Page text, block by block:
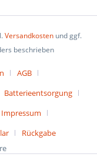
Versandkosten und ggf.
beschrieben
AGB
Batterieentsorgung
Impressum
Rückgabe